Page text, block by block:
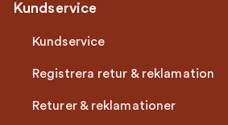
Kundservice
Kundservice
Registrera retur & reklamation
Returer & reklamationer